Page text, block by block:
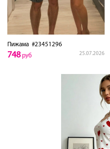
Пижама #23451296
25.07.2026
748руб